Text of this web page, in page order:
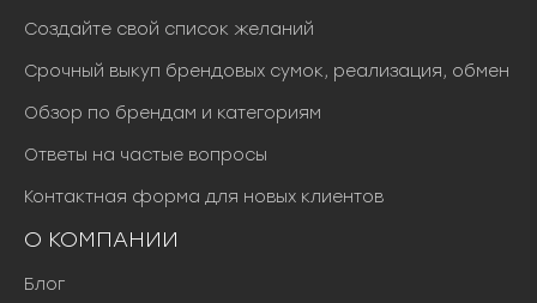
Создайте свой список желаний
Срочный выкуп брендовых сумок, реализация, обмен
Обзор по брендам и категориям
Ответы на частые вопросы
Контактная форма для новых клиентов
О КОМПАНИИ
Блог